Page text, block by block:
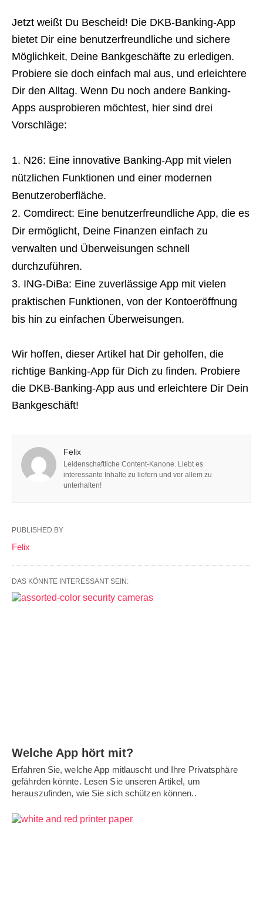
Jetzt weißt Du Bescheid! Die DKB-Banking-App
bietet Dir eine benutzerfreundliche und sichere
Möglichkeit, Deine Bankgeschäfte zu erledigen.
Probiere sie doch einfach mal aus, und erleichtere
Dir den Alltag. Wenn Du noch andere Banking-
Apps ausprobieren möchtest, hier sind drei
Vorschläge:
N26: Eine innovative Banking-App mit vielen
nützlichen Funktionen und einer modernen
Benutzeroberfläche.
Comdirect: Eine benutzerfreundliche App, die es
Dir ermöglicht, Deine Finanzen einfach zu
verwalten und Überweisungen schnell
durchzuführen.
ING-DiBa: Eine zuverlässige App mit vielen
praktischen Funktionen, von der Kontoeröffnung
bis hin zu einfachen Überweisungen.
Wir hoffen, dieser Artikel hat Dir geholfen, die
richtige Banking-App für Dich zu finden. Probiere
die DKB-Banking-App aus und erleichtere Dir Dein
Bankgeschäft!
Felix
Leidenschaftliche Content-Kanone. Liebt es
interessante Inhalte zu liefern und vor allem zu
unterhalten!
PUBLISHED BY
Felix
DAS KÖNNTE INTERESSANT SEIN:
Welche App hört mit?
Erfahren Sie, welche App mitlauscht und Ihre Privatsphäre
gefährden könnte. Lesen Sie unseren Artikel, um
herauszufinden, wie Sie sich schützen können..